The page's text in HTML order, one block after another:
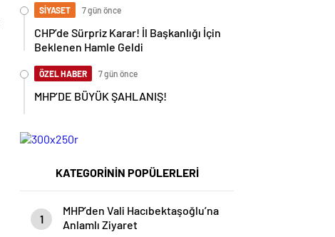
SİYASET 7 gün önce
CHP’de Sürpriz Karar! İl Başkanlığı İçin
Beklenen Hamle Geldi
ÖZEL HABER 7 gün önce
MHP’DE BÜYÜK ŞAHLANIŞ!
KATEGORİNİN POPÜLERLERİ
1
MHP’den Vali Hacıbektaşoğlu’na
Anlamlı Ziyaret